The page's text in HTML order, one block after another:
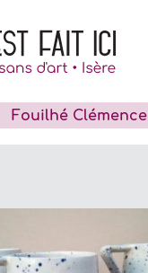
Fouilhé Clémence